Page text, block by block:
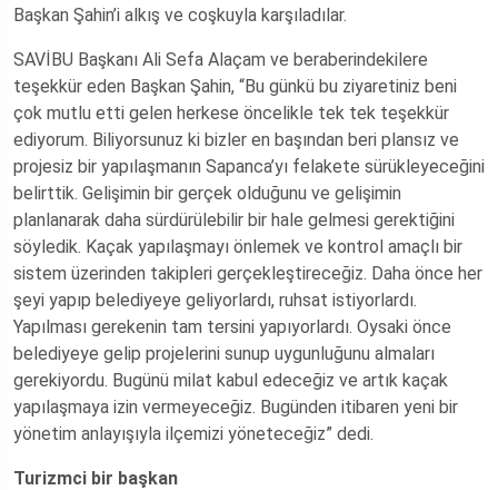
Başkan Şahin’i alkış ve coşkuyla karşıladılar.
SAVİBU Başkanı Ali Sefa Alaçam ve beraberindekilere
teşekkür eden Başkan Şahin, “Bu günkü bu ziyaretiniz beni
çok mutlu etti gelen herkese öncelikle tek tek teşekkür
ediyorum. Biliyorsunuz ki bizler en başından beri plansız ve
projesiz bir yapılaşmanın Sapanca’yı felakete sürükleyeceğini
belirttik. Gelişimin bir gerçek olduğunu ve gelişimin
planlanarak daha sürdürülebilir bir hale gelmesi gerektiğini
söyledik. Kaçak yapılaşmayı önlemek ve kontrol amaçlı bir
sistem üzerinden takipleri gerçekleştireceğiz. Daha önce her
şeyi yapıp belediyeye geliyorlardı, ruhsat istiyorlardı.
Yapılması gerekenin tam tersini yapıyorlardı. Oysaki önce
belediyeye gelip projelerini sunup uygunluğunu almaları
gerekiyordu. Bugünü milat kabul edeceğiz ve artık kaçak
yapılaşmaya izin vermeyeceğiz. Bugünden itibaren yeni bir
yönetim anlayışıyla ilçemizi yöneteceğiz” dedi.
Turizmci bir başkan